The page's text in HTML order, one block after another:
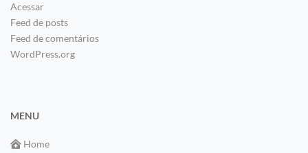
Acessar
Feed de posts
Feed de comentários
WordPress.org
MENU
Home